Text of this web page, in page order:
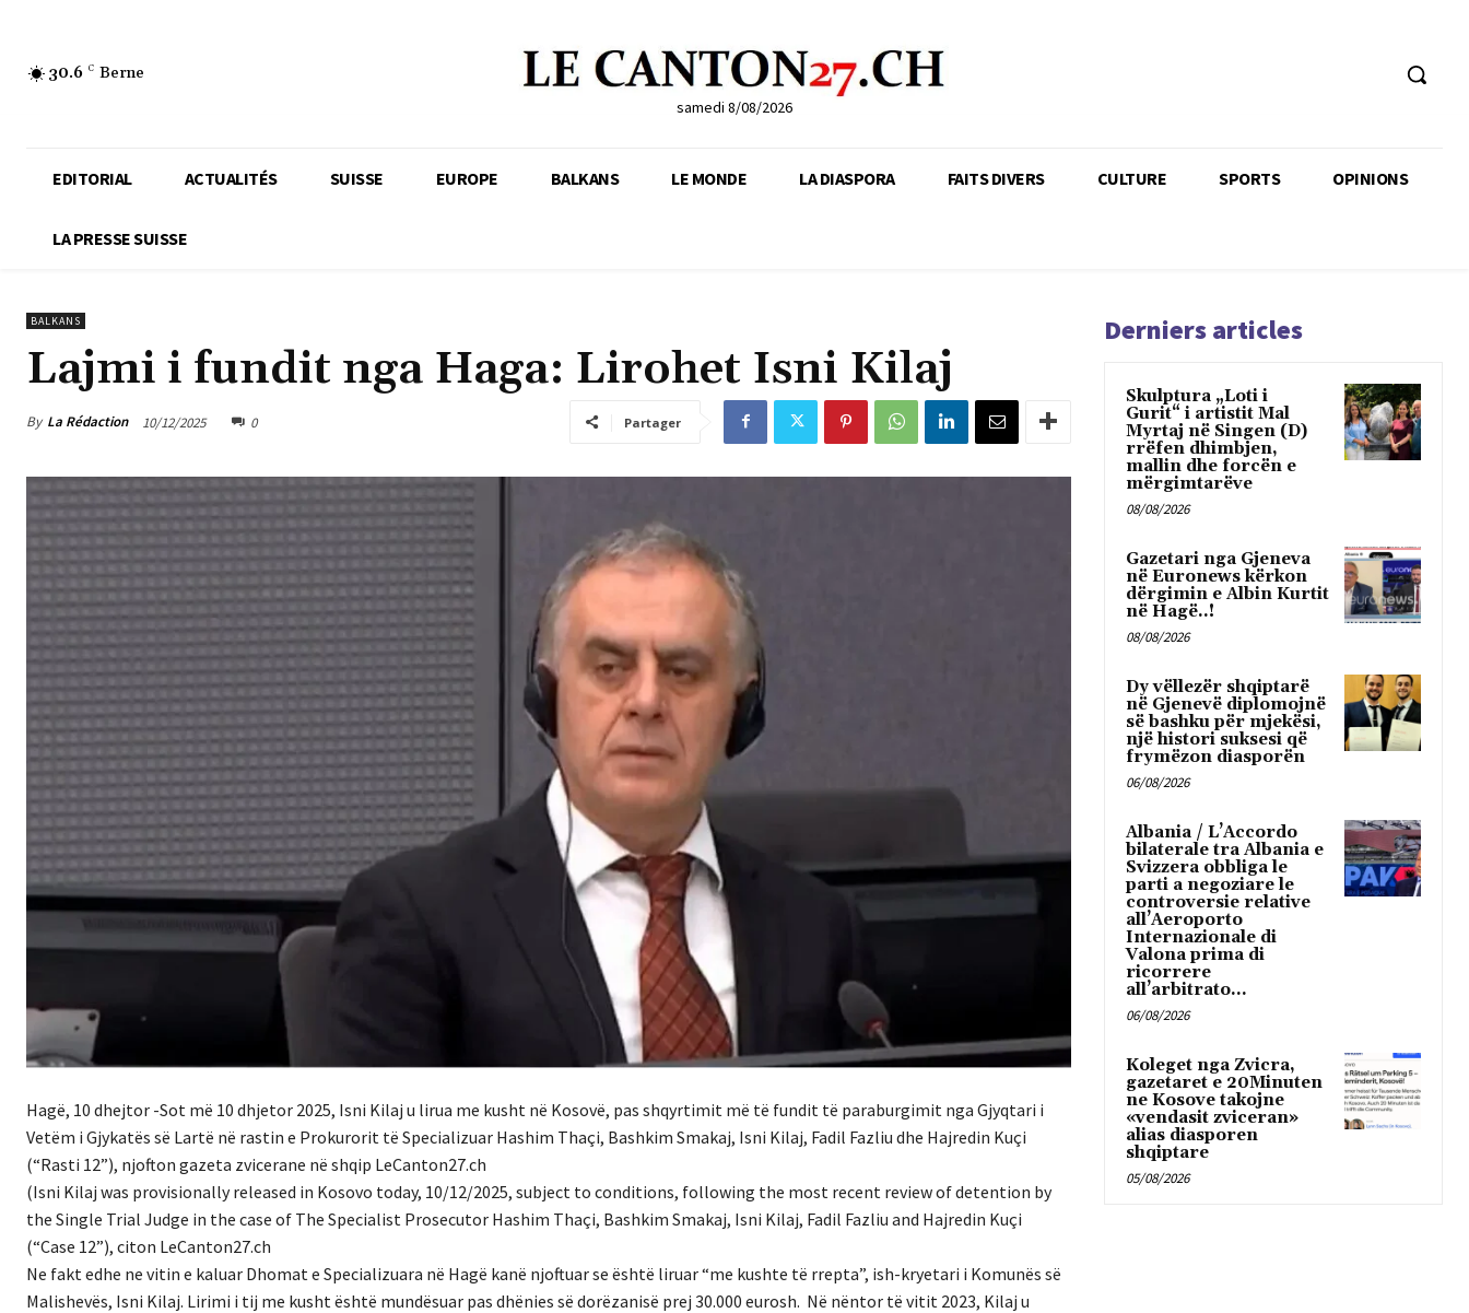
30.6 C Berne
samedi 8/08/2026
EDITORIAL ACTUALITÉS SUISSE EUROPE BALKANS LE MONDE LA DIASPORA FAITS DIVERS CULTURE SPORTS OPINIONS
LA PRESSE SUISSE
BALKANS
Lajmi i fundit nga Haga: Lirohet Isni Kilaj
By La Rédaction 10/12/2025 0 Partager
Hagë, 10 dhejtor -Sot më 10 dhjetor 2025, Isni Kilaj u lirua me kusht në Kosovë, pas shqyrtimit më të fundit të paraburgimit nga Gjyqtari i
Vetëm i Gjykatës së Lartë në rastin e Prokurorit të Specializuar Hashim Thaçi, Bashkim Smakaj, Isni Kilaj, Fadil Fazliu dhe Hajredin Kuçi
(“Rasti 12”), njofton gazeta zvicerane në shqip LeCanton27.ch
(Isni Kilaj was provisionally released in Kosovo today, 10/12/2025, subject to conditions, following the most recent review of detention by
the Single Trial Judge in the case of The Specialist Prosecutor Hashim Thaçi, Bashkim Smakaj, Isni Kilaj, Fadil Fazliu and Hajredin Kuçi
(“Case 12”), citon LeCanton27.ch
Ne fakt edhe ne vitin e kaluar Dhomat e Specializuara në Hagë kanë njoftuar se është liruar “me kushte të rrepta”, ish-kryetari i Komunës së
Malishevës, Isni Kilaj. Lirimi i tij me kusht është mundësuar pas dhënies së dorëzanisë prej 30.000 eurosh. Në nëntor të vitit 2023, Kilaj u
Derniers articles
Skulptura „Loti i
Gurit“ i artistit Mal
Myrtaj në Singen (D)
rrëfen dhimbjen,
mallin dhe forcën e
mërgimtarëve
08/08/2026
Gazetari nga Gjeneva
në Euronews kërkon
dërgimin e Albin Kurtit
në Hagë..!
08/08/2026
Dy vëllezër shqiptarë
në Gjenevë diplomojnë
së bashku për mjekësi,
një histori suksesi që
frymëzon diasporën
06/08/2026
Albania / L’Accordo
bilaterale tra Albania e
Svizzera obbliga le
parti a negoziare le
controversie relative
all’Aeroporto
Internazionale di
Valona prima di
ricorrere
all’arbitrato...
06/08/2026
Koleget nga Zvicra,
gazetaret e 20Minuten
ne Kosove takojne
«vendasit zviceran»
alias diasporen
shqiptare
05/08/2026